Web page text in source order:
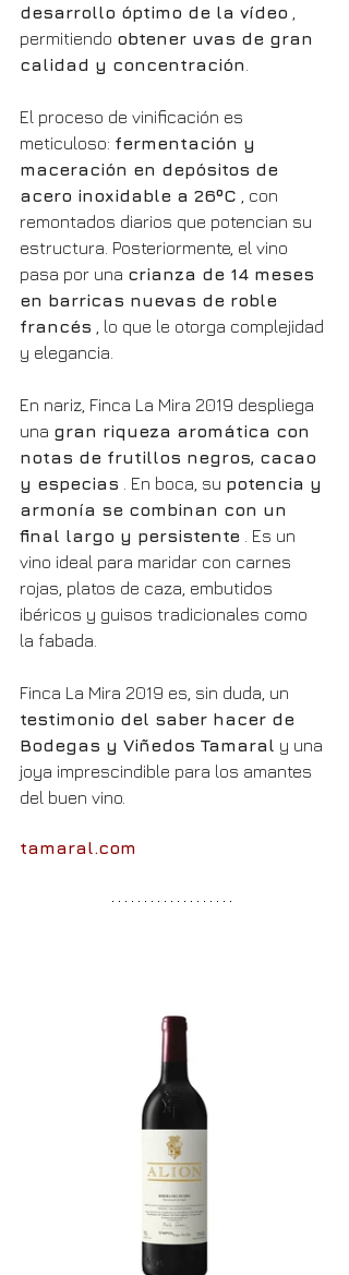
desarrollo óptimo de la vídeo
permitiendo obtener uvas de gran
calidad y concentración
El proceso de vinificación es
meticuloso: fermentación y
maceración en depósitos de
acero inoxidable a 26ºC , con
remontados diarios que potencian su
estructura. Posteriormente, el vino
pasa por una crianza de 14 meses
en barricas nuevas de roble
francés , lo que le otorga complejidad
y elegancia.
En nariz, Finca La Mira 2019 despliega
una gran riqueza aromática con
notas de frutillos negros, cacao
y especias . En boca, su potencia y
armonía se combinan con un
final largo y persistente . Es un
vino ideal para maridar con carnes
rojas, platos de caza, embutidos
ibéricos y guisos tradicionales como
la fabada.
Finca La Mira 2019 es, sin duda, un
testimonio del saber hacer de
Bodegas y Viñedos Tamaral y una
joya imprescindible para los amantes
del buen vino.
tamaral.com